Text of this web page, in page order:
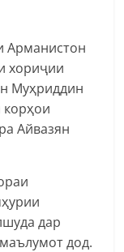
Арманистон
хориҷии
Муҳриддин
корҳои
Айвазян
дар
дод.